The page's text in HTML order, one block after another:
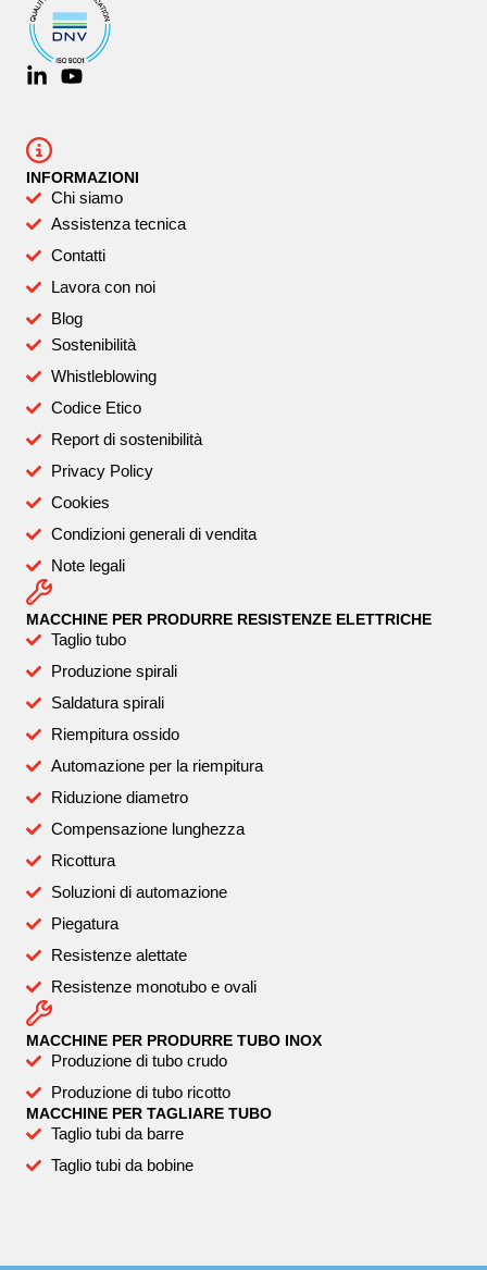
INFORMAZIONI
Chi siamo
Assistenza tecnica
Contatti
Lavora con noi
Blog
Sostenibilità
Whistleblowing
Codice Etico
Report di sostenibilità
Privacy Policy
Cookies
Condizioni generali di vendita
Note legali
MACCHINE PER PRODURRE RESISTENZE ELETTRICHE
Taglio tubo
Produzione spirali
Saldatura spirali
Riempitura ossido
Automazione per la riempitura
Riduzione diametro
Compensazione lunghezza
Ricottura
Soluzioni di automazione
Piegatura
Resistenze alettate
Resistenze monotubo e ovali
MACCHINE PER PRODURRE TUBO INOX
Produzione di tubo crudo
Produzione di tubo ricotto
MACCHINE PER TAGLIARE TUBO
Taglio tubi da barre
Taglio tubi da bobine